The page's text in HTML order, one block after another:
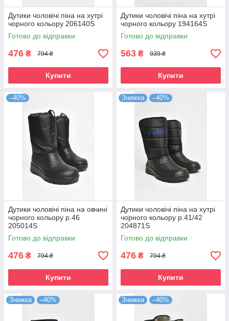
Дутики чоловічі піна на хутрі
чорного кольору 206140S
Готово до відправки
476 ₴ 794 ₴
Купити
Дутики чоловічі піна на хутрі
чорного кольору 194164S
Готово до відправки
563 ₴ 939 ₴
Купити
–40%
Дутики чоловічі піна на овчині
чорного кольору р.46
205014S
Готово до відправки
476 ₴ 794 ₴
Купити
Знижка –40%
Дутики чоловічі піна на хутрі
чорного кольору р.41/42
204871S
Готово до відправки
476 ₴ 794 ₴
Купити
Знижка –40% Знижка –40%